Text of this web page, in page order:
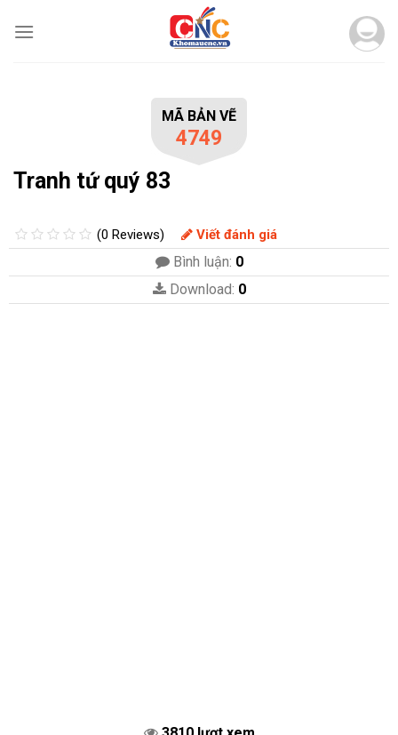
MÃ BẢN VẼ
4749
Tranh tứ quý 83
(0 Reviews) Viết đánh giá
Bình luận: 0
Download: 0